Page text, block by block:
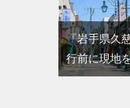
『岩手県久
行前に現地